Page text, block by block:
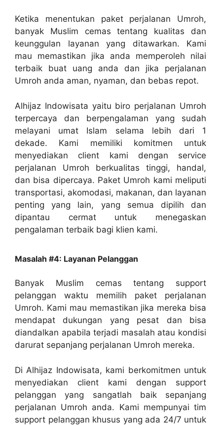
Ketika menentukan paket perjalanan Umroh,
banyak Muslim cemas tentang kualitas dan
keunggulan layanan yang ditawarkan. Kami
mau memastikan jika anda memperoleh nilai
terbaik buat uang anda dan jika perjalanan
Umroh anda aman, nyaman, dan bebas repot.
Alhijaz Indowisata yaitu biro perjalanan Umroh
terpercaya dan berpengalaman yang sudah
melayani umat Islam selama lebih dari 1
dekade. Kami memiliki komitmen untuk
menyediakan client kami dengan service
perjalanan Umroh berkualitas tinggi, handal,
dan bisa dipercaya. Paket Umroh kami meliputi
transportasi, akomodasi, makanan, dan layanan
penting yang lain, yang semua dipilih dan
dipantau cermat untuk menegaskan
pengalaman terbaik bagi klien kami.
Masalah #4: Layanan Pelanggan
Banyak Muslim cemas tentang support
pelanggan waktu memilih paket perjalanan
Umroh. Kami mau memastikan jika mereka bisa
mendapat dukungan yang pesat dan bisa
diandalkan apabila terjadi masalah atau kondisi
darurat sepanjang perjalanan Umroh mereka.
Di Alhijaz Indowisata, kami berkomitmen untuk
menyediakan client kami dengan support
pelanggan yang sangatlah baik sepanjang
perjalanan Umroh anda. Kami mempunyai tim
support pelanggan khusus yang ada 24/7 untuk